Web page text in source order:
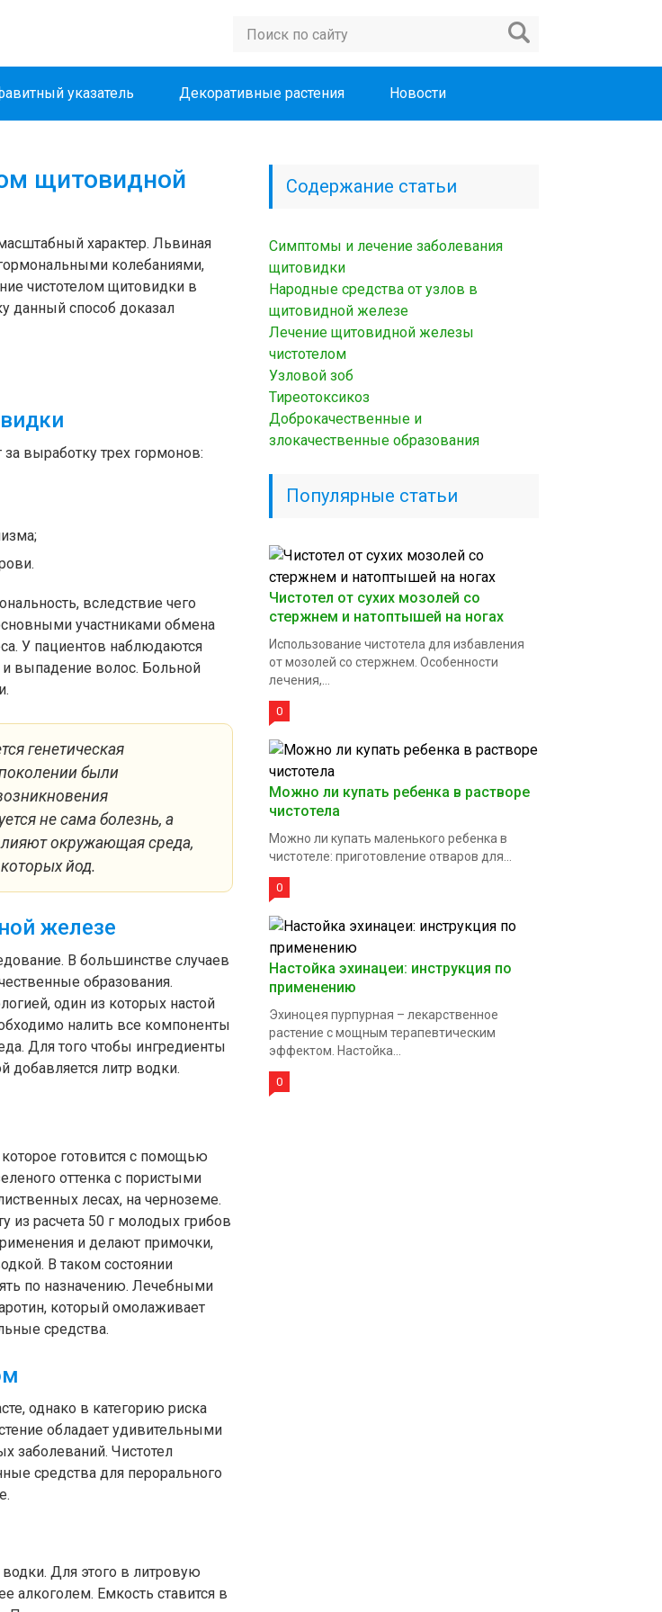
указатель Декоративные растения Новости
щитовидной
характер. Львиная
колебаниями,
чистотелом щитовидки в
данный способ доказал
выработку трех гормонов:
вследствие чего
участниками обмена
У пациентов наблюдаются
и выпадение волос. Больной
генетическая
были
не сама болезнь, а
окружающая среда,
йод.
железе
В большинстве случаев
образования.
один из которых настой
налить все компоненты
Для того чтобы ингредиенты
добавляется литр водки.
готовится с помощью
оттенка с пористыми
лесах, на черноземе.
из расчета 50 г молодых грибов
и делают примочки,
В таком состоянии
по назначению. Лечебными
который омолаживает
средства.
однако в категорию риска
обладает удивительными
заболеваний. Чистотел
средства для перорального
Для этого в литровую
алкоголем. Емкость ставится в
Содержание статьи
Симптомы и лечение заболевания
щитовидки
Народные средства от узлов в
щитовидной железе
Лечение щитовидной железы
чистотелом
Узловой зоб
Тиреотоксикоз
Доброкачественные и
злокачественные образования
Популярные статьи
Чистотел от сухих мозолей со
стержнем и натоптышей на ногах
Использование чистотела для избавления
от мозолей со стержнем. Особенности
лечения,...
0
Можно ли купать ребенка в растворе
чистотела
Можно ли купать маленького ребенка в
чистотеле: приготовление отваров для...
0
Настойка эхинацеи: инструкция по
применению
Эхиноцея пурпурная – лекарственное
растение с мощным терапевтическим
эффектом. Настойка...
0